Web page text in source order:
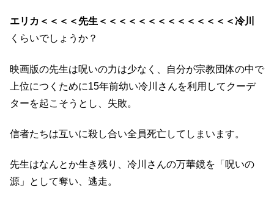
エリカ＜＜＜＜先生＜＜＜＜＜＜＜＜＜＜＜＜＜＜冷川
くらいでしょうか？
映画版の先生は呪いの力は少なく、自分が宗教団体の中で
上位につくために15年前幼い冷川さんを利用してクーデ
ターを起こそうとし、失敗。
信者たちは互いに殺し合い全員死亡してしまいます。
先生はなんとか生き残り、冷川さんの万華鏡を「呪いの
源」として奪い、逃走。